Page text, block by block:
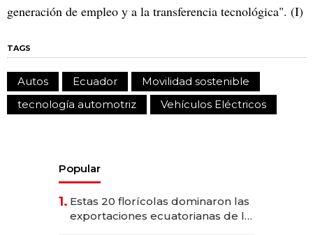
generación de empleo y a la transferencia tecnológica". (I)
TAGS
Autos Ecuador
Movilidad sostenible
tecnología automotriz
Vehículos Eléctricos
Popular
1. Estas 20 florícolas dominaron las
exportaciones ecuatorianas de la